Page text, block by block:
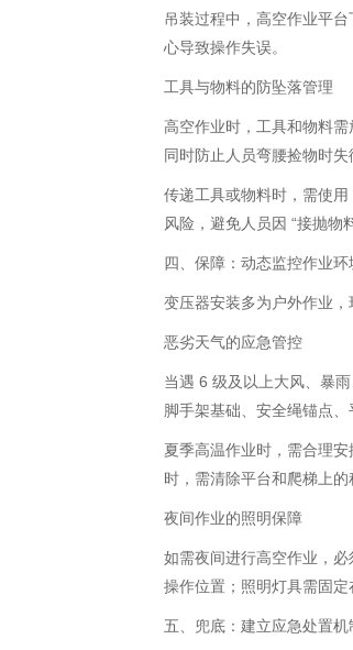
吊装过程中，高空作业平
心导致操作失误。
工具与物料的防坠落管理
高空作业时，工具和物料
同时防止人员弯腰捡物时失
传递工具或物料时，需使
风险，避免人员因 “接抛物
四、保障：动态监控作业环
变压器安装多为户外作业
恶劣天气的应急管控
当遇 6 级及以上大风、暴
脚手架基础、安全绳锚点
夏季高温作业时，需合理
时，需清除平台和爬梯上
夜间作业的照明保障
如需夜间进行高空作业，
操作位置；照明灯具需固定
五、兜底：建立应急处置